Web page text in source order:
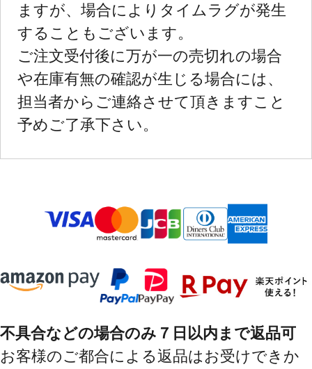
ますが、場合によりタイムラグが発生
することもございます。
ご注文受付後に万が一の売切れの場合
や在庫有無の確認が生じる場合には、
担当者からご連絡させて頂きますこと
予めご了承下さい。
不具合などの場合のみ７日以内まで返品可
お客様のご都合による返品はお受けできか